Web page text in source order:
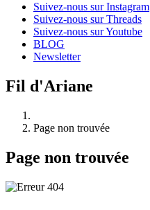
Suivez-nous sur Instagram
Suivez-nous sur Threads
Suivez-nous sur Youtube
BLOG
Newsletter
Fil d'Ariane
Page non trouvée
Page non trouvée